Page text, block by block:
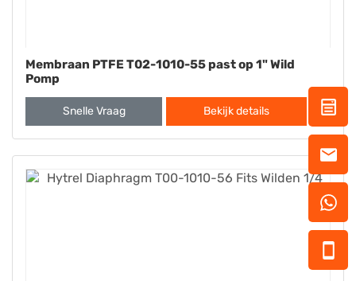
Membraan PTFE T02-1010-55 past op 1" Wild
Pomp
Snelle Vraag Bekijk details